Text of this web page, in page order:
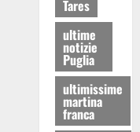
Tares
ultime
notizie
Puglia
ultimissime
martina
franca